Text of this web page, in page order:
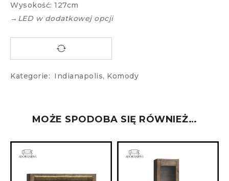
Wysokość: 127cm
→LED w dodatkowej opcji
Kategorie: Indianapolis, Komody
MOŻE SPODOBA SIĘ RÓWNIEŻ…